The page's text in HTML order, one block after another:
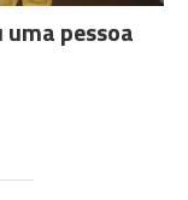
pessoa